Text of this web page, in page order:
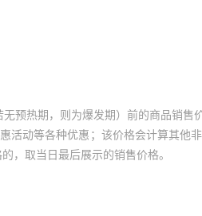
预热期，则为爆发期）前的商品销售
活动等各种优惠；该价格会计算其他
，取当日最后展示的销售价格。